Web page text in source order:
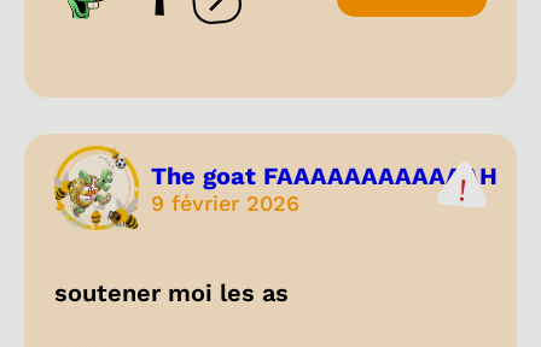
Ouvrir les réactions
The goat FAAAAAAAAAAAAH
9 février 2026
soutener moi les as